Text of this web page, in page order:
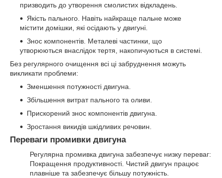
призводить до утворення смолистих відкладень.
Якість пального. Навіть найкраще пальне може
містити домішки, які осідають у двигуні.
Знос компонентів. Металеві частинки, що
утворюються внаслідок тертя, накопичуються в системі.
Без регулярного очищення всі ці забруднення можуть
викликати проблеми:
Зменшення потужності двигуна.
Збільшення витрат пального та оливи.
Прискорений знос компонентів двигуна.
Зростання викидів шкідливих речовин.
Переваги промивки двигуна
Регулярна промивка двигуна забезпечує низку переваг:
Покращення продуктивності. Чистий двигун працює
плавніше та забезпечує більшу потужність.